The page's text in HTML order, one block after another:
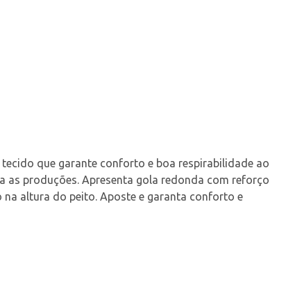
tecido que garante conforto e boa respirabilidade ao
as produções. Apresenta gola redonda com reforço
altura do peito. Aposte e garanta conforto e